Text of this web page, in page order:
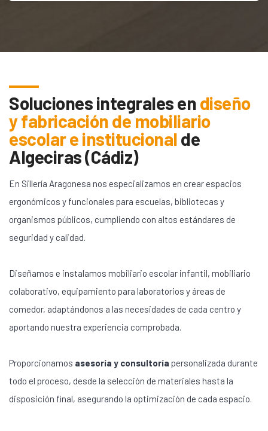
Soluciones integrales endiseño
y fabricación de mobiliario
escolar e institucionalde
Algeciras (Cádiz)
En Sillería Aragonesa nos especializamos en crear espacios
ergonómicos y funcionales para escuelas, bibliotecas y
organismos públicos, cumpliendo con altos estándares de
seguridad y calidad.
Diseñamos e instalamos mobiliario escolar infantil, mobiliario
colaborativo, equipamiento para laboratorios y áreas de
comedor, adaptándonos a las necesidades de cada centro y
aportando nuestra experiencia comprobada.
Proporcionamos asesoría y consultoría personalizada durante
todo el proceso, desde la selección de materiales hasta la
disposición final, asegurando la optimización de cada espacio.